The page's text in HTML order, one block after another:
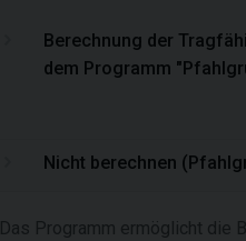
Berechnung der
dem Programm
Nicht berechnen
Das Programm ermöglicht die